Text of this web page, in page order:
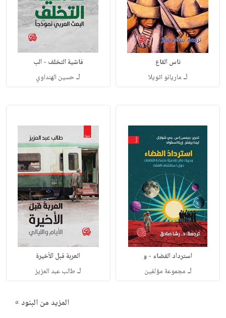
ناس القاع
لـ ماريانو اثويلا
فاشية التخلف - الب
لـحسين الهنداوي
استرداد الفضاء - و
لـ مجموعة مؤلفين
العربة قبل الأخيرة
لـطالب عبد العزيز
المزيد من البنود »